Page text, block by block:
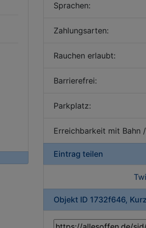
Sprachen:
Zahlungsarten:
Rauchen erlaubt:
Barrierefrei:
Parkplatz:
Erreichbarkeit mit Bahn
Eintrag teilen
Objekt ID 1732f646,